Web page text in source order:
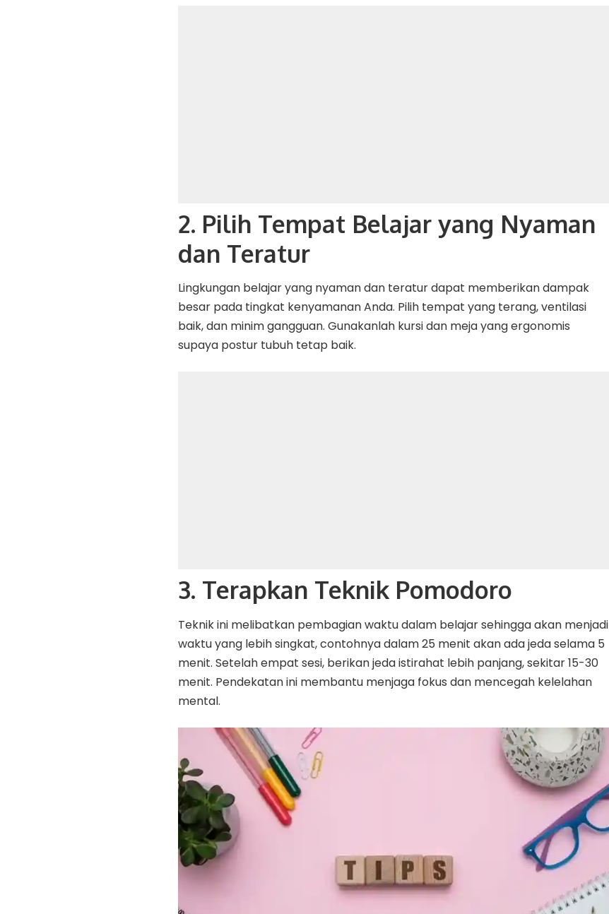
2. Pilih Tempat Belajar yang Nyaman
dan Teratur
Lingkungan belajar yang nyaman dan teratur dapat memberikan dampak
besar pada tingkat kenyamanan Anda. Pilih tempat yang terang, ventilasi
baik, dan minim gangguan. Gunakanlah kursi dan meja yang ergonomis
supaya postur tubuh tetap baik.
3. Terapkan Teknik Pomodoro
Teknik ini melibatkan pembagian waktu dalam belajar sehingga akan menjadi
waktu yang lebih singkat, contohnya dalam 25 menit akan ada jeda selama 5
menit. Setelah empat sesi, berikan jeda istirahat lebih panjang, sekitar 15-30
menit. Pendekatan ini membantu menjaga fokus dan mencegah kelelahan
mental.